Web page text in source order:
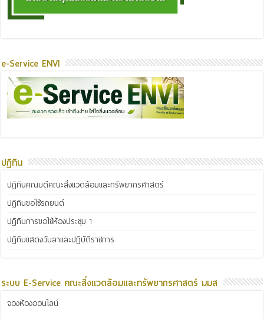
e-Service ENVI
ปฏิทิน
ปฏิทินคณบดีคณะสิ่งแวดล้อมและทรัพยากรศาสตร์
ปฏิทินขอใช้รถยนต์
ปฏิทินการขอใช้ห้องประชุม 1
ปฏิทินแสดงวันลาและปฏิบัติราชการ
ระบบ E-Service คณะสิ่งแวดล้อมและทรัพยากรศาสตร์ มมส
จองห้องออนไลน์